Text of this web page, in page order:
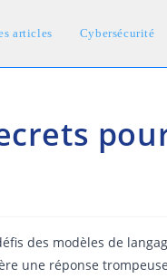
articles Cybersécurité
des modèles de
une réponse